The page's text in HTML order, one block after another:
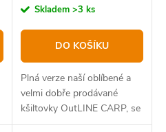
cena:Skladem >3 ks
DO KOŠÍKU
Plná verze naší oblíbené a
velmi dobře prodávané
kšiltovky OutLINE CARP, se
kterou naplno projevíte svoji